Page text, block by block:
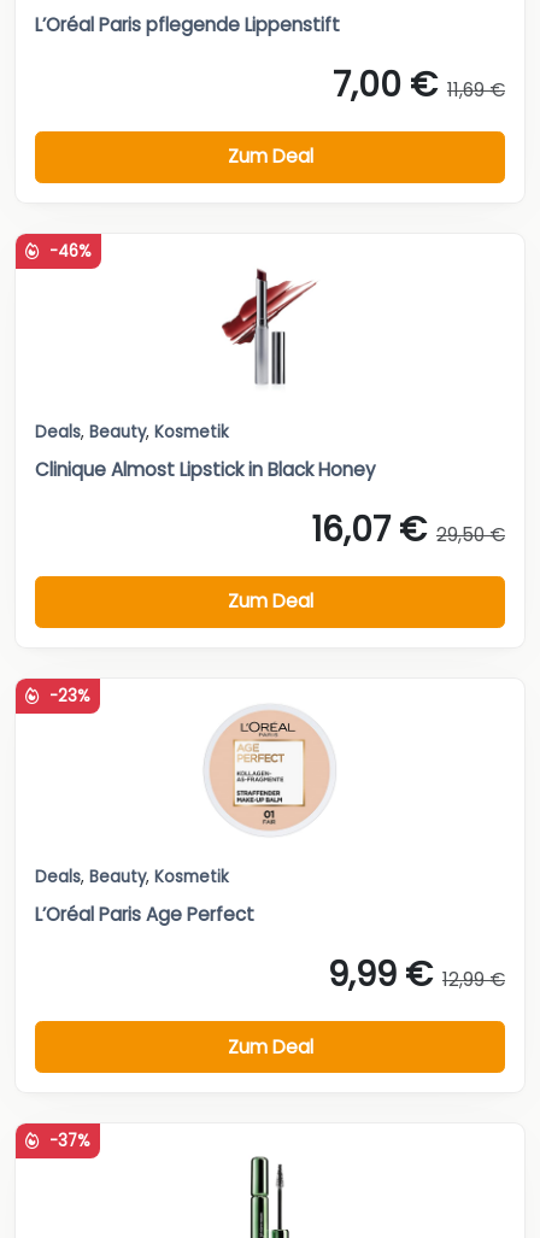
L’Oréal Paris pflegende Lippenstift
7,00 € 11,69 €
Zum Deal
-46%
Deals, Beauty, Kosmetik
Clinique Almost Lipstick in Black Honey
16,07 € 29,50 €
Zum Deal
-23%
Deals, Beauty, Kosmetik
L’Oréal Paris Age Perfect
9,99 € 12,99 €
Zum Deal
-37%